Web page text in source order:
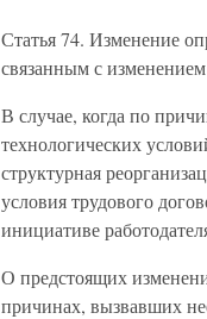
Статья 74. Изменение
связанным с
В случае, когда по
технологических
структурная
условия трудового
инициативе
О предстоящих
причинах, вызвавших